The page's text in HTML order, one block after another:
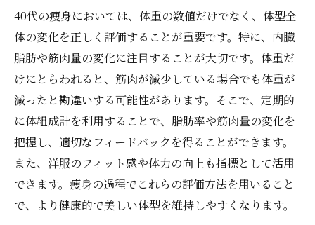
40代の痩身においては、体重の数値だけでなく、体型全
体の変化を正しく評価することが重要です。特に、内臓
脂肪や筋肉量の変化に注目することが大切です。体重だ
けにとらわれると、筋肉が減少している場合でも体重が
減ったと勘違いする可能性があります。そこで、定期的
に体組成計を利用することで、脂肪率や筋肉量の変化を
把握し、適切なフィードバックを得ることができます。
また、洋服のフィット感や体力の向上も指標として活用
できます。痩身の過程でこれらの評価方法を用いること
で、より健康的で美しい体型を維持しやすくなります。